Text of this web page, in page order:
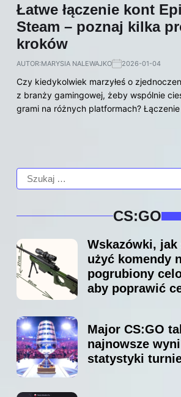
Łatwe łączenie kont
Steam – poznaj kilka
kroków
AUTOR:MARYSIA NALEWAJKO 2026-01-04
Czy kiedykolwiek marzyłeś o
z branży gamingowej, żeby wspólnie
grami na różnych platformach?
CS:GO
Wskazówki,
użyć komendy
pogrubiony
aby poprawić
Major CS:GO
najnowsze
statystyki